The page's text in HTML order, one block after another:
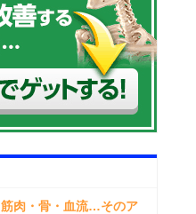
筋肉・骨・血流…そのア